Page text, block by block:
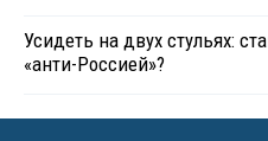
Усидеть на двух стульях:
«анти-Россией»?